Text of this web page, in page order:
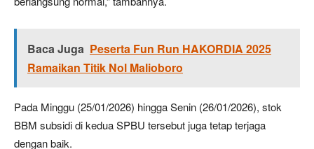
Baca Juga Peserta Fun Run HAKORDIA 2025
Ramaikan Titik Nol Malioboro
Pada Minggu (25/01/2026) hingga Senin (26/01/2026), stok
BBM subsidi di kedua SPBU tersebut juga tetap terjaga
dengan baik.